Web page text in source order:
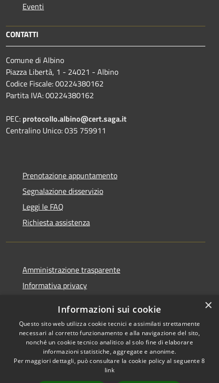
Eventi
CONTATTI
Comune di Albino
Piazza Libertà, 1 - 24021 - Albino
Codice Fiscale: 00224380162
Partita IVA: 00224380162
PEC: protocollo.albino@cert.saga.it
Centralino Unico: 035 759911
Prenotazione appuntamento
Segnalazione disservizio
Leggi le FAQ
Richiesta assistenza
Amministrazione trasparente
Informativa privacy
Dichiarazione di accessibilità
RSS
Copyright © 2026 • Comune di
×
Informazioni sui cookie
Questo sito web utilizza cookie tecnici e assimilati strettamente
necessari al corretto funzionamento e alla navigazione del sito,
nonché un cookie tecnico analitico al solo fine di elaborare
informazioni statistiche, aggregate e anonime.
Per maggiori dettagli, può consultare la cookie policy al seguente8
link